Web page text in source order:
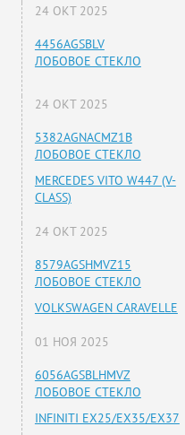
24 ОКТ 2025
4456AGSBLV
ЛОБОВОЕ СТЕКЛО
24 ОКТ 2025
5382AGNACMZ1B
ЛОБОВОЕ СТЕКЛО
MERCEDES VITO W447 (V-
CLASS)
24 ОКТ 2025
8579AGSHMVZ15
ЛОБОВОЕ СТЕКЛО
VOLKSWAGEN CARAVELLE
01 НОЯ 2025
6056AGSBLHMVZ
ЛОБОВОЕ СТЕКЛО
INFINITI EX25/EX35/EX37